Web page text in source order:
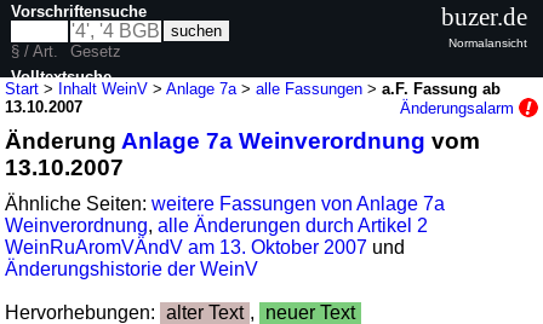
Start > Inhalt WeinV >Anlage 7a >alle Fassungen >a.F. Fassung ab
13.10.2007
Änderungsalarm
Änderung Anlage 7a Weinverordnung vom
13.10.2007
Ähnliche Seiten:weitere Fassungen von Anlage 7a
Weinverordnung,alle Änderungen durch Artikel 2
WeinRuAromVÄndV am 13. Oktober 2007 und
Änderungshistorie der WeinV
Hervorhebungen: alter Text , neuer Text
Vorschriftensuche
§ / Art.
Gesetz
Volltextsuche
buzer.de
Normalansicht